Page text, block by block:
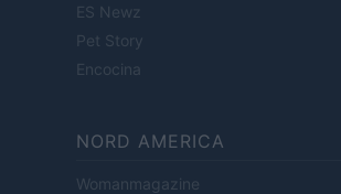
ES Newz
Pet Story
Encocina
NORD AMERICA
Womanmagazine